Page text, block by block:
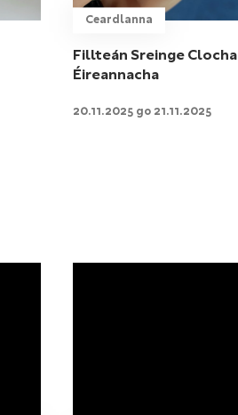
Ceardlanna
Fillteán Sreinge Clocha
Éireannacha
20.11.2025 go 21.11.2025